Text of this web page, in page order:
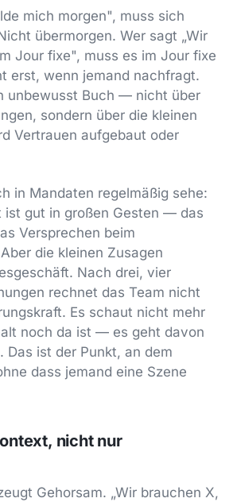
mich morgen", muss sich
übermorgen. Wer sagt „Wir
Jour fixe", muss es im Jour fixe
erst, wenn jemand nachfragt.
unbewusst Buch — nicht über
sondern über die kleinen
Vertrauen aufgebaut oder
in Mandaten regelmäßig sehe:
ist gut in großen Gesten — das
Versprechen beim
die kleinen Zusagen
Nach drei, vier
rechnet das Team nicht
Es schaut nicht mehr
noch da ist — es geht davon
Das ist der Punkt, an dem
dass jemand eine Szene
nicht nur
Gehorsam. „Wir brauchen X,